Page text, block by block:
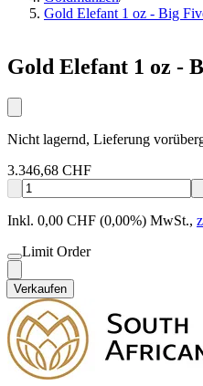
Gold Elefant 1 oz - Big
Gold Elefant 1 oz -
Nicht lagernd, Lieferung
3.346,68 CHF
Inkl. 0,00 CHF (0,00%) MwSt.,
Limit Order
Verkaufen